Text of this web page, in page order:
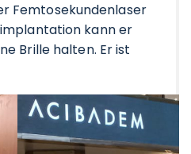
Femtosekundenlaser
kann er
Brille halten. Er ist